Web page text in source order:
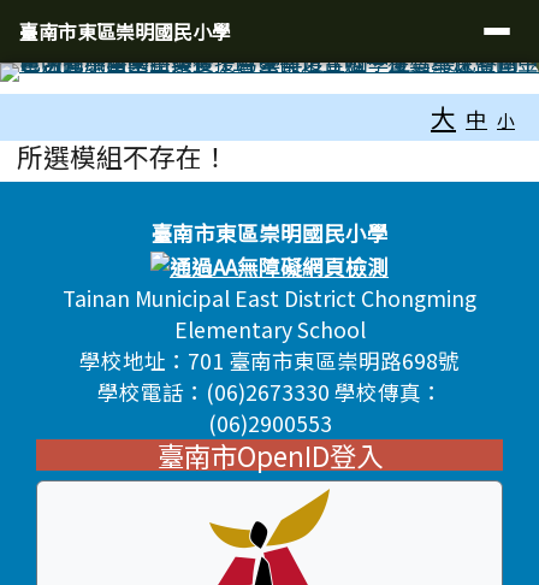
跳至主內容區
臺南市東區崇明國民小學
導覽列
臺南市東區崇明國民小學
大 中 小
主內容區域
所選模組不存在！
頁尾區域
頁尾區域內容臺南市東區崇明國民小學
Tainan Municipal East District Chongming
Elementary School
學校地址：701 臺南市東區崇明路698號
學校電話：(06)2673330 學校傳真：
(06)2900553
臺南市OpenID登入